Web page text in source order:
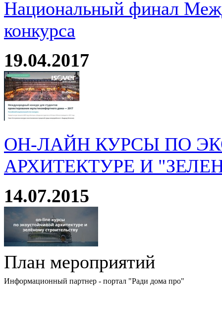
Национальный финал
конкурса
19.04.2017
ОН-ЛАЙН КУРСЫ ПО
АРХИТЕКТУРЕ И
14.07.2015
План мероприятий
Информационный партнер - портал "Ради дома про"